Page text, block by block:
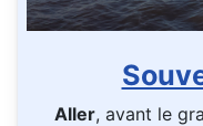
Aller, avant le